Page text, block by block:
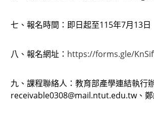
七、報名時間：即日起至115年7月13
八、報名網址： https://forms.gle/
九、課程聯絡人：教育部產學連結執行
receivable0308@mail.ntut.edu.tw、